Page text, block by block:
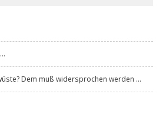
Dem muß widersprochen werden ...